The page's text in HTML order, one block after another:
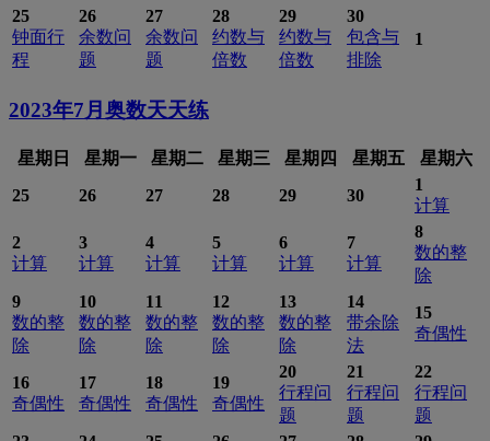
25
钟面行
程
26
余数问
题
27
余数问
题
28
约数与
倍数
29
约数与
倍数
30
包含与
排除
1
2023年7月 奥数天天练
星期日 星期一 星期二 星期三 星期四 星期五
星期六
25
26 27 28 29 30
1
计算
2
计算
3
计算
4
计算
5
计算
6
计算
7
计算
8
数的整
除
9
数的整
除
10
数的整
除
11
数的整
除
12
数的整
除
13
数的整
除
14
带余除
法
15
奇偶性
16
奇偶性
17
奇偶性
18
奇偶性
19
奇偶性
20
行程问
题
21
行程问
题
22
行程问
题